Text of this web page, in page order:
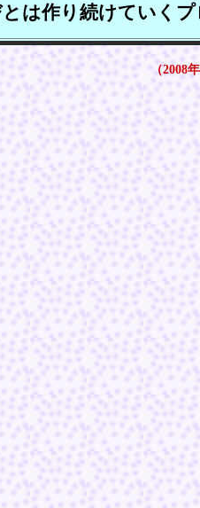
は作り続けていく
（2008